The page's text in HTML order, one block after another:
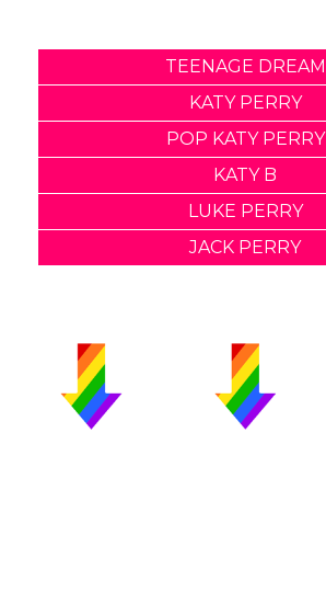
TEENAGE DREAM
KATY PERRY
POP KATY PERRY
KATY B
LUKE PERRY
JACK PERRY